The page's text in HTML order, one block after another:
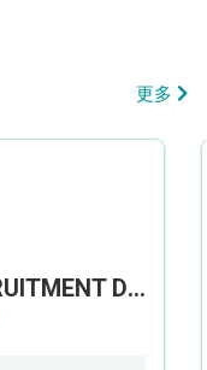
更多
THE REPULSE BAY RECRUITMENT DAY 淺水灣影灣園人才招聘會